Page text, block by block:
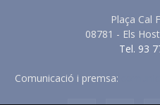
Plaça Cal
08781 - Els
Tel. 93
Comunicació i premsa: